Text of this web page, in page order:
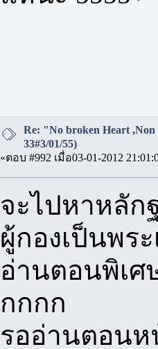
Re: "No broken Heart
33#3/01/55)
«ตอบ #992 เมื่อ03-01-2012
จะไปหาหลัก
ผู้กองเป็นพร
อ่านตอนพิเศ
กกกก
รออ่านตอนห